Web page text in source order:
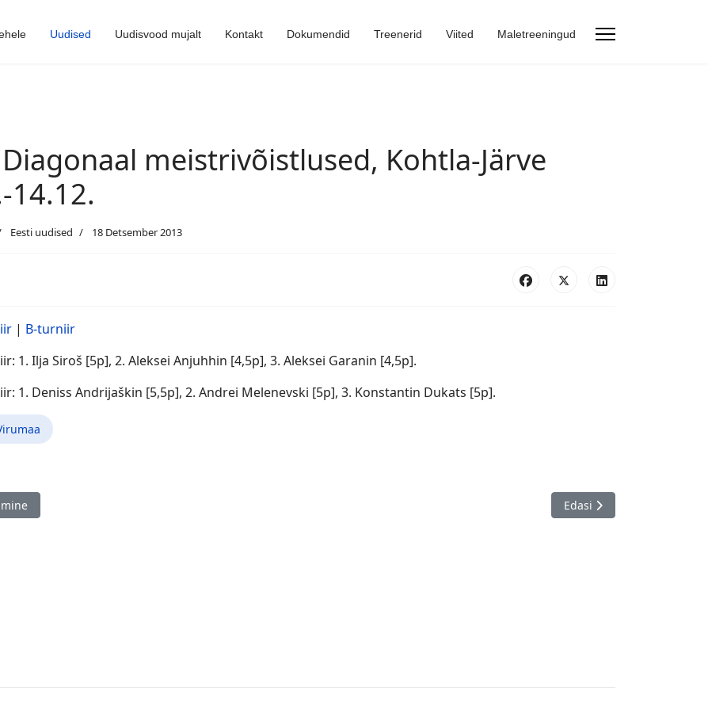
Uudised Uudisvood mujalt Kontakt Dokumendid Treenerid Viited Maletreeningud
Diagonaal meistrivõistlused, Kohtla-Järve
14.12.
Eesti uudised 18 Detsember 2013
| B-turniir
1. Ilja Siroš [5p], 2. Aleksei Anjuhhin [4,5p], 3. Aleksei Garanin [4,5p].
1. Deniss Andrijaškin [5,5p], 2. Andrei Melenevski [5p], 3. Konstantin Dukats [5p].
artikkel: Eestimaa Spordiliidu Jõud mv, Valga 30.11. Järgmine artikkel: Tartu
Edasi